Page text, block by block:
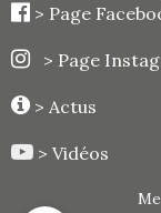
> Page
> Page
> Actus
> Vidéos